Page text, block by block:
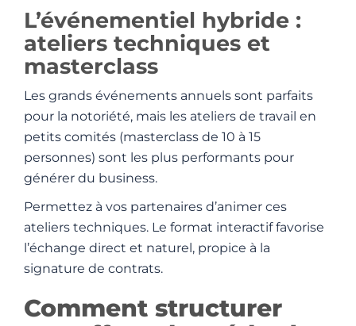
L’événementiel hybride :
ateliers techniques et
masterclass
Les grands événements annuels sont parfaits
pour la notoriété, mais les ateliers de travail en
petits comités (masterclass de 10 à 15
personnes) sont les plus performants pour
générer du business.
Permettez à vos partenaires d’animer ces
ateliers techniques. Le format interactif favorise
l’échange direct et naturel, propice à la
signature de contrats.
Comment structurer